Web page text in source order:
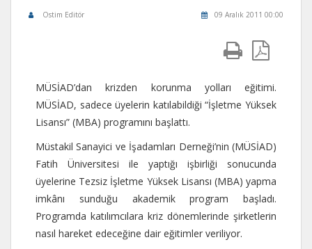
Ostim Editör 09 Aralık 2011 00:00
MÜSİAD’dan krizden korunma yolları eğitimi.
MÜSİAD, sadece üyelerin katılabildiği “İşletme Yüksek
Lisansı” (MBA) programını başlattı.
Müstakil Sanayici ve İşadamları Derneği’nin (MÜSİAD)
Fatih Üniversitesi ile yaptığı işbirliği sonucunda
üyelerine Tezsiz İşletme Yüksek Lisansı (MBA) yapma
imkânı sunduğu akademik program başladı.
Programda katılımcılara kriz dönemlerinde şirketlerin
nasıl hareket edeceğine dair eğitimler veriliyor.